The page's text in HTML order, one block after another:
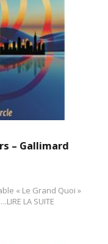
– Gallimard
« Le Grand Quoi »
LA SUITE